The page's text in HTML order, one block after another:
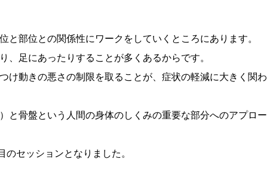
と部位との関係性にワークをしていくところにあります。
、足にあったりすることが多くあるからです。
け動きの悪さの制限を取ることが、症状の軽減に大きく関わ
と骨盤という人間の身体のしくみの重要な部分へのアプロー
セッションとなりました。